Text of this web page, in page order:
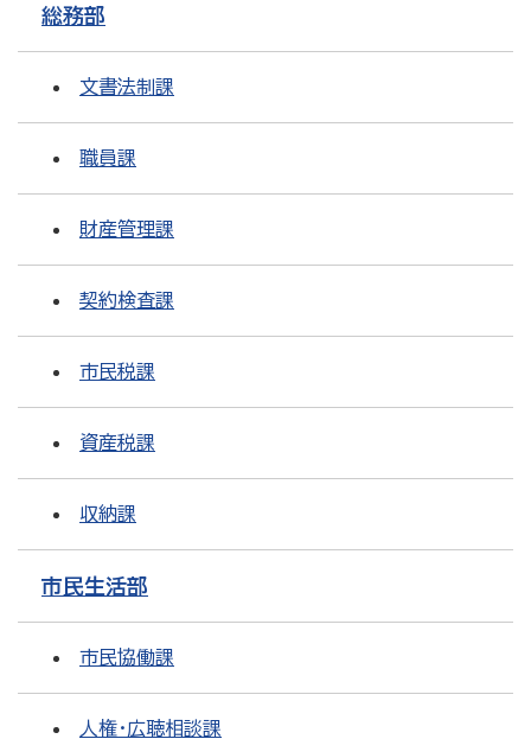
総務部
文書法制課
職員課
財産管理課
契約検査課
市民税課
資産税課
収納課
市民生活部
市民協働課
人権・広聴相談課